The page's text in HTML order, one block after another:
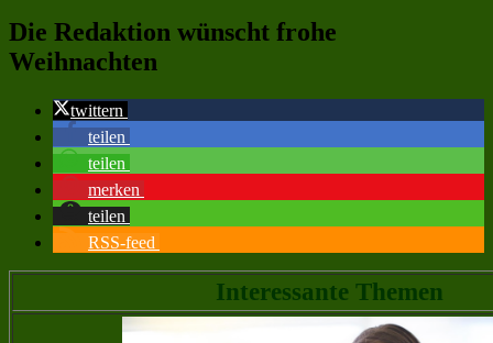
Die Redaktion wünscht frohe
Weihnachten
twittern
teilen
teilen
merken
teilen
RSS-feed
Interessante Themen